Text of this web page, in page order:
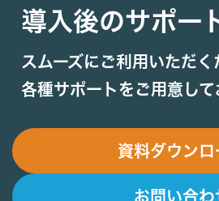
導入後のサポー
スムーズにご利用いただく
各種サポートをご用意して
資料ダウンロ
お問い合わ